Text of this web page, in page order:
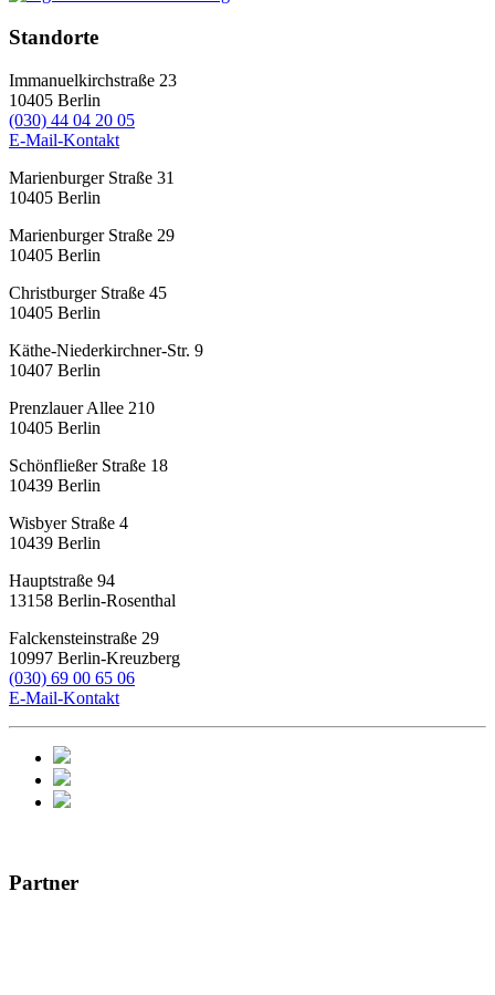
Standorte
Immanuelkirchstraße 23
10405 Berlin
(030) 44 04 20 05
E-Mail-Kontakt
Marienburger Straße 31
10405 Berlin
Marienburger Straße 29
10405 Berlin
Christburger Straße 45
10405 Berlin
Käthe-Niederkirchner-Str. 9
10407 Berlin
Prenzlauer Allee 210
10405 Berlin
Schönfließer Straße 18
10439 Berlin
Wisbyer Straße 4
10439 Berlin
Hauptstraße 94
13158 Berlin-Rosenthal
Falckensteinstraße 29
10997 Berlin-Kreuzberg
(030) 69 00 65 06
E-Mail-Kontakt
Partner